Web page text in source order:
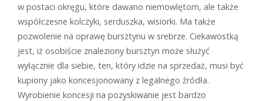
w postaci okręgu, które dawano niemowlętom, ale także
współczesne kolczyki, serduszka, wisiorki. Ma także
pozwolenie na oprawę bursztynu w srebrze. Ciekawostką
jest, iż osobiście znaleziony bursztyn może służyć
wyłącznie dla siebie, ten, który idzie na sprzedaż, musi być
kupiony jako koncesjonowany z legalnego źródła.
Wyrobienie koncesji na pozyskiwanie jest bardzo